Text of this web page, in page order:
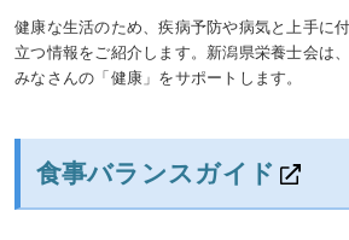
健康な生活のため、疾病予防や病気と上手に
立つ情報をご紹介します。新潟県栄養士会は
みなさんの「健康」をサポートします。
食事バランスガイド